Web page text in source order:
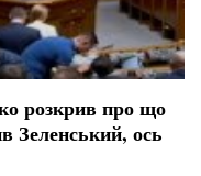
розкрив про що
Зеленський, ось